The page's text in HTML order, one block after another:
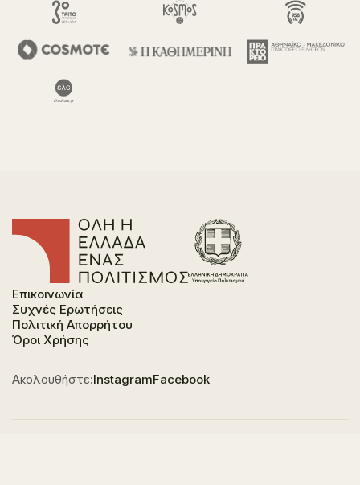
Επικοινωνία
Συχνές Ερωτήσεις
Πολιτική Απορρήτου
Όροι Χρήσης
Ακολουθήστε:InstagramFacebook